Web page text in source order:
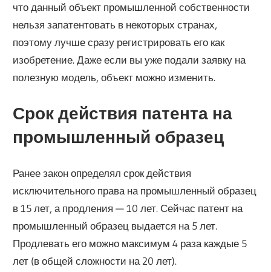
что данный объект промышленной собственности
нельзя запатентовать в некоторых странах,
поэтому лучше сразу регистрировать его как
изобретение. Даже если вы уже подали заявку на
полезную модель, объект можно изменить.
Срок действия патента на
промышленный образец
Ранее закон определял срок действия
исключительного права на промышленный образец
в 15 лет, а продления — 10 лет. Сейчас патент на
промышленный образец выдается на 5 лет.
Продлевать его можно максимум 4 раза каждые 5
лет (в общей сложности на 20 лет).